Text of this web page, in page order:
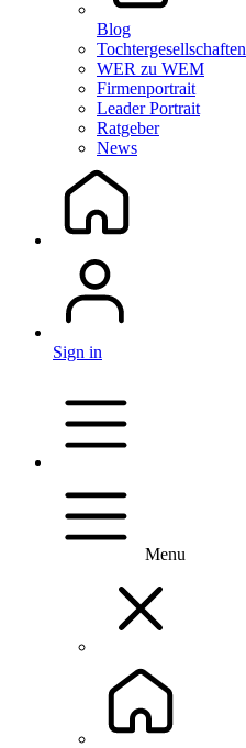
Blog
Tochtergesellschaften
WER zu WEM
Firmenportrait
Leader Portrait
Ratgeber
News
Sign in
Menu